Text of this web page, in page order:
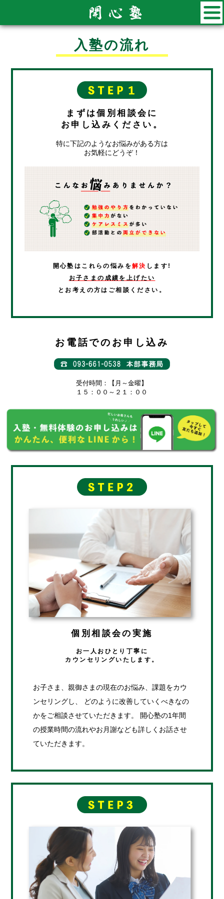
入塾の流れ
まずは個別相談会に
お申し込みください。
特に下記のようなお悩みがある方は
お気軽にどうぞ！
開心塾はこれらの悩みを解決 します!
お子さまの成績を上げたい
とお考えの方はご相談ください。
お電話でのお申し込み
受付時間：【月～金曜】
１５：００～２１：００
個別相談会の実施
お一人おひとり丁寧に
カウンセリングいたします。
お子さま、親御さまの現在のお悩み、課題をカウ
ンセリングし、 どのように改善していくべきなの
かをご相談させていただきます。 開心塾の1年間
の授業時間の流れやお月謝なども詳しくお話させ
ていただきます。